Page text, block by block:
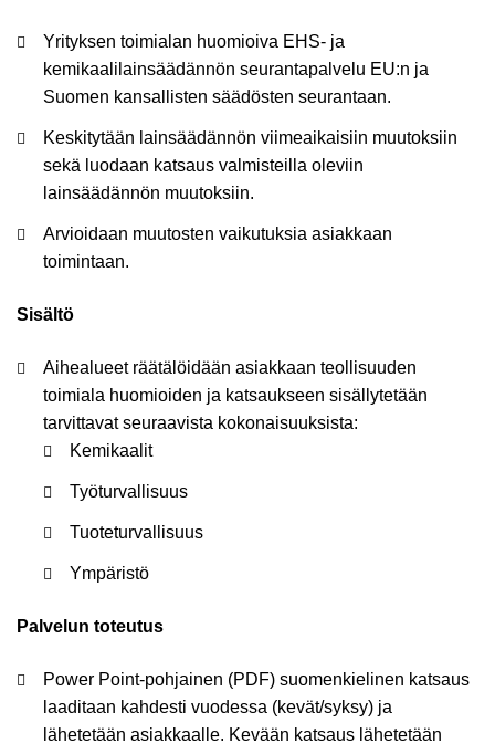
Yrityksen toimialan huomioiva EHS- ja
kemikaalilainsäädännön seurantapalvelu ​EU:n ja
Suomen kansallisten säädösten seurantaan.
Keskitytään lainsäädännön viimeaikaisiin muutoksiin
sekä luodaan katsaus valmisteilla oleviin
lainsäädännön muutoksiin. ​
Arvioidaan muutosten vaikutuksia asiakkaan
toimintaan. ​
Sisältö
Aihealueet räätälöidään asiakkaan teollisuuden
toimiala huomioiden ja katsaukseen sisällytetään
tarvittavat seuraavista kokonaisuuksista:
Kemikaalit​
Työturvallisuus​
Tuoteturvallisuus​
Ympäristö​​
Palvelun toteutus
Power Point-pohjainen (PDF) suomenkielinen katsaus
laaditaan kahdesti vuodessa (kevät/syksy) ja
lähetetään asiakkaalle. Kevään katsaus lähetetään